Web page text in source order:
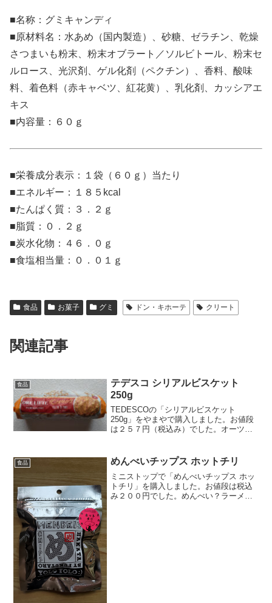
■名称：グミキャンディ
■原材料名：水あめ（国内製造）、砂糖、ゼラチン、乾燥
さつまいも粉末、粉末オブラート／ソルビトール、粉末セ
ルロース、光沢剤、ゲル化剤（ペクチン）、香料、酸味
料、着色料（赤キャベツ、紅花黄）、乳化剤、カッシアエ
キス
■内容量：６０ｇ
■栄養成分表示：１袋（６０ｇ）当たり
■エネルギー：１８５kcal
■たんぱく質：３．２ｇ
■脂質：０．２ｇ
■炭水化物：４６．０ｇ
■食塩相当量：０．０１ｇ
食品 お菓子 グミ ドン・キホーテ クリート
関連記事
食品
テデスコ シリアルビスケット
250g
TEDESCOの「シリアルビスケット
250g」をやまやで購入しました。お値段
は２５７円（税込み）でした。オーツ麦
グル翻訳したら「食物繊維が豊富」と訳
され...
食品 めんべいチップス ホットチリ
ミニストップで「めんべいチップス ホッ
トチリ」を購入しました。お値段は税込
み２００円でした。めんべい？ラーメン